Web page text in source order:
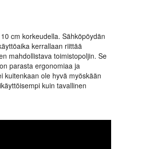
cm korkeudella. Sähköpöydän
kerrallaan riittää
mahdollistava toimistopoljin. Se
parasta ergonomiaa ja
kuitenkaan ole hyvä myöskään
kuin tavallinen